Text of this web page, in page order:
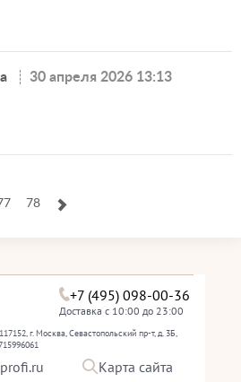
30 апреля 2026 13:13
78
+7 (495) 098-00-36
Доставка с 10:00 до 23:00
г. Москва, Севастопольский пр-т, д. 3Б,
Карта сайта